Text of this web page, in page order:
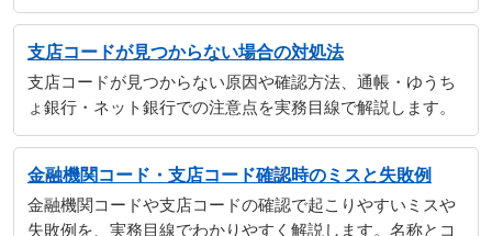
支店コードが見つからない場合の対処法
支店コードが見つからない原因や確認方法、通帳・ゆうち
ょ銀行・ネット銀行での注意点を実務目線で解説します。
金融機関コード・支店コード確認時のミスと失敗例
金融機関コードや支店コードの確認で起こりやすいミスや
失敗例を、実務目線でわかりやすく解説します。名称とコ